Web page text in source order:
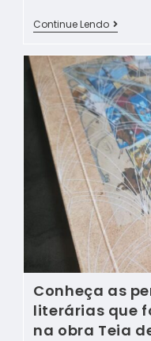
Continue Lendo
Conheça as
literárias que
na obra Teia